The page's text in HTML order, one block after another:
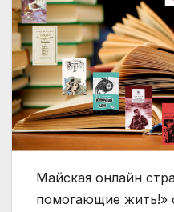
Майская онлайн
помогающие жить!»